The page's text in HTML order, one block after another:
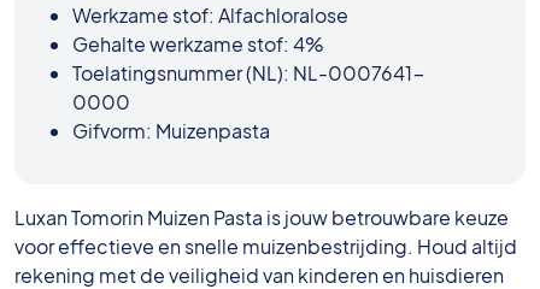
Werkzame stof: Alfachloralose
Gehalte werkzame stof: 4%
Toelatingsnummer (NL): NL-0007641-
0000
Gifvorm: Muizenpasta
Luxan Tomorin Muizen Pasta is jouw betrouwbare keuze
voor effectieve en snelle muizenbestrijding. Houd altijd
rekening met de veiligheid van kinderen en huisdieren